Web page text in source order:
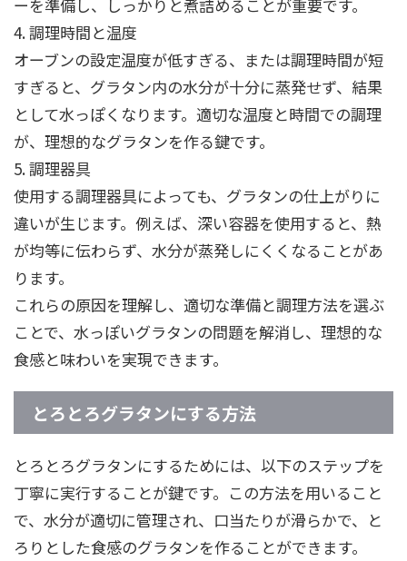
ーを準備し、しっかりと煮詰めることが重要です。
4. 調理時間と温度
オーブンの設定温度が低すぎる、または調理時間が短
すぎると、グラタン内の水分が十分に蒸発せず、結果
として水っぽくなります。適切な温度と時間での調理
が、理想的なグラタンを作る鍵です。
5. 調理器具
使用する調理器具によっても、グラタンの仕上がりに
違いが生じます。例えば、深い容器を使用すると、熱
が均等に伝わらず、水分が蒸発しにくくなることがあ
ります。
これらの原因を理解し、適切な準備と調理方法を選ぶ
ことで、水っぽいグラタンの問題を解消し、理想的な
食感と味わいを実現できます。
とろとろグラタンにする方法
とろとろグラタンにするためには、以下のステップを
丁寧に実行することが鍵です。この方法を用いること
で、水分が適切に管理され、口当たりが滑らかで、と
ろりとした食感のグラタンを作ることができます。